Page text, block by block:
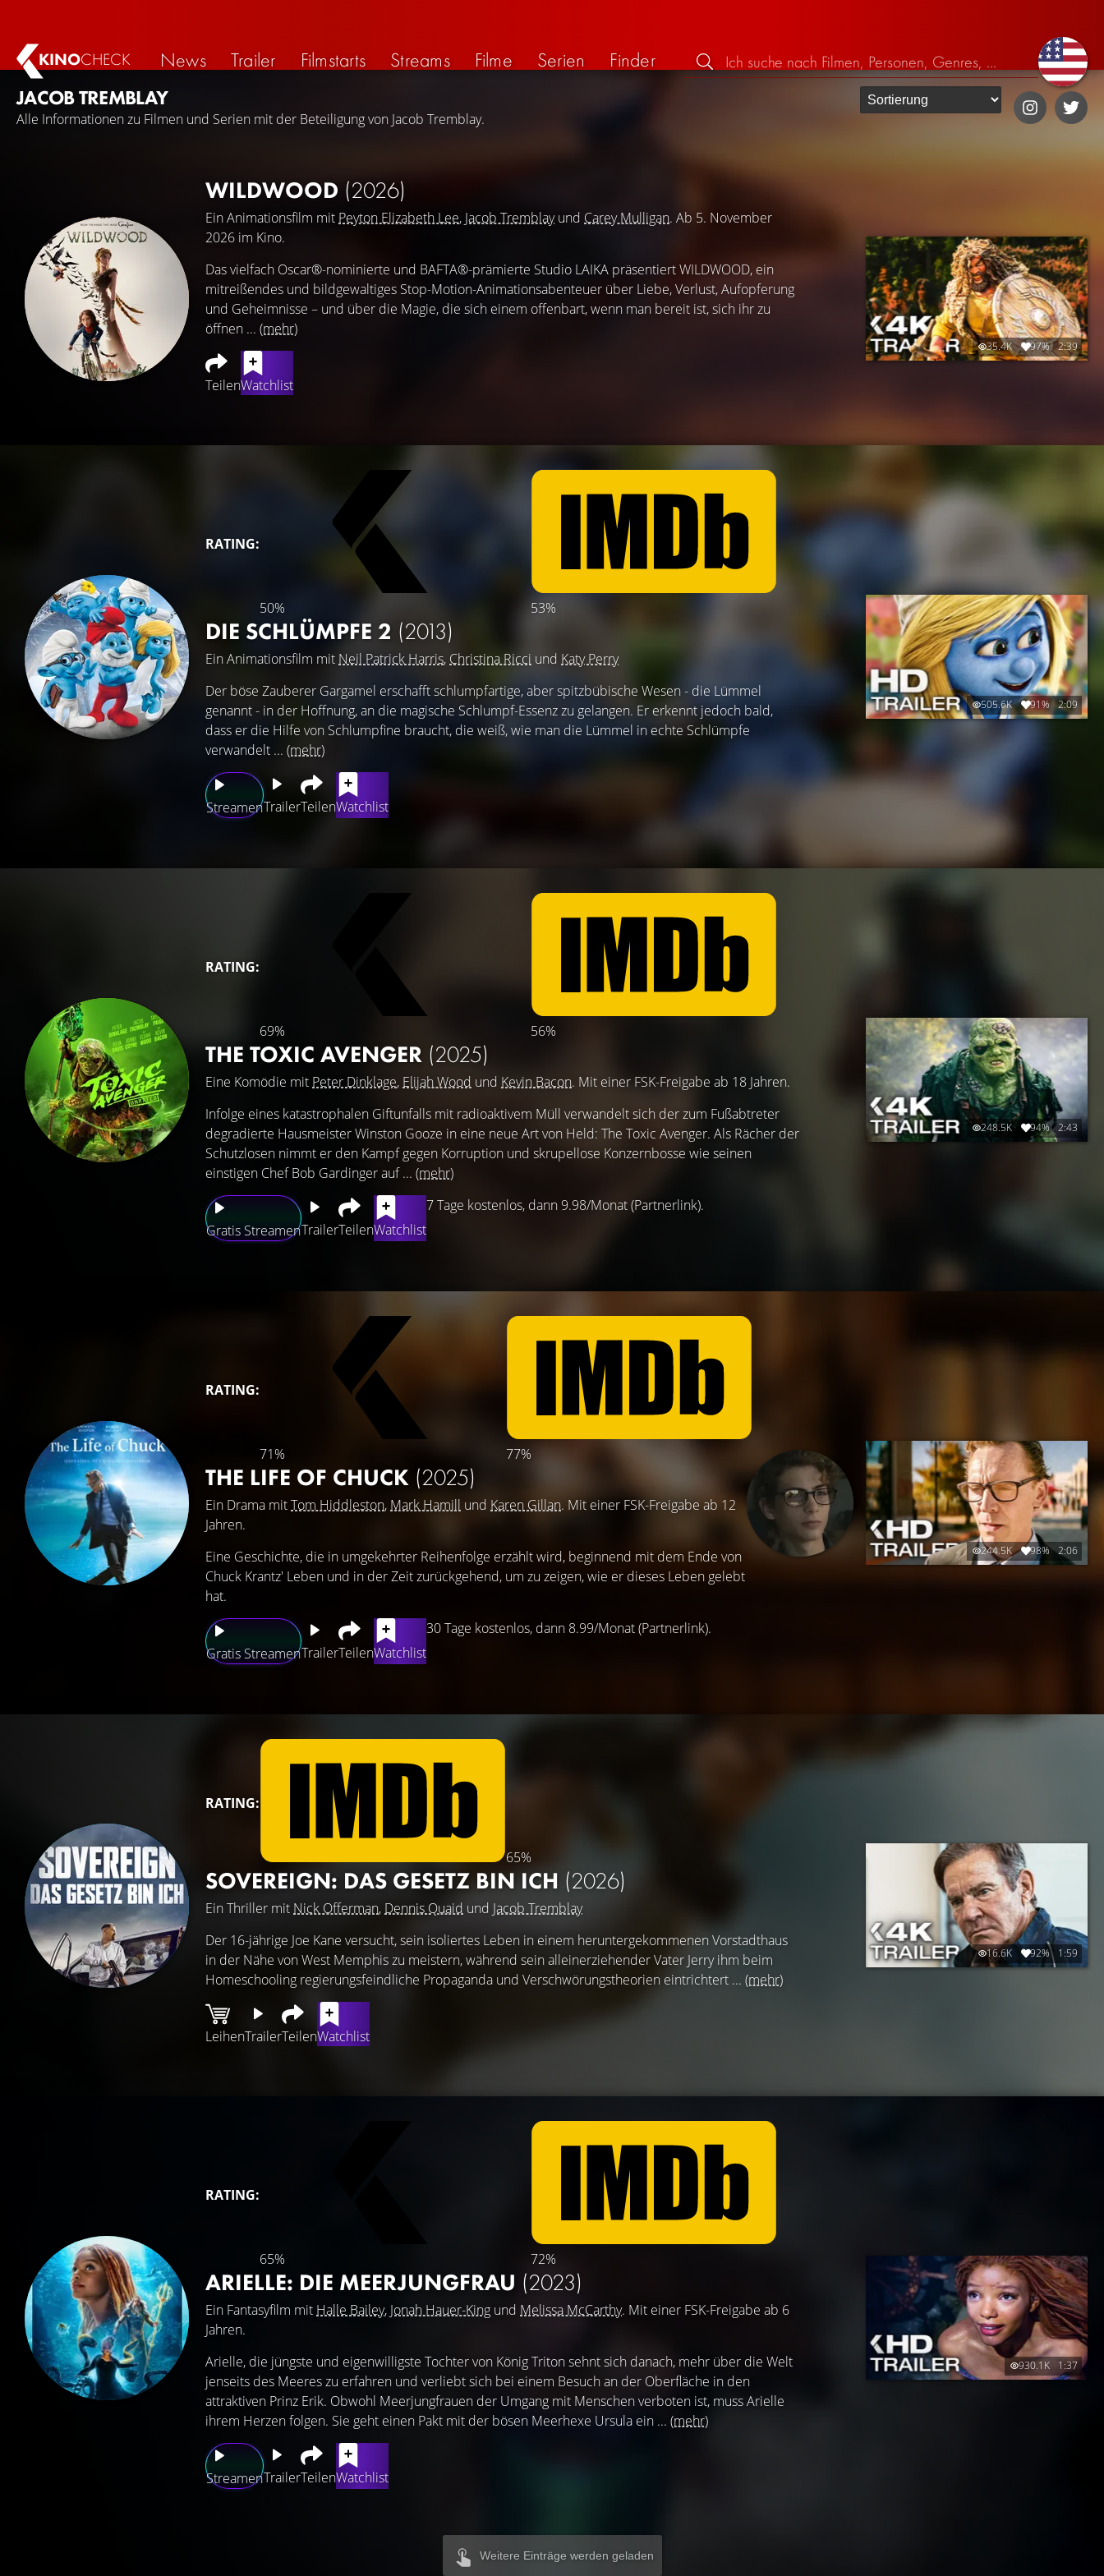
KINOCHECK News Trailer Filmstarts Streams Filme Serien
Finder
JACOB TREMBLAY
Alle Informationen zu Filmen und Serien mit der Beteiligung von Jacob Tremblay.
WILDWOOD (2026)
Ein Animationsfilm mit Peyton Elizabeth Lee, Jacob Tremblayund Carey Mulligan. Ab 5. November
2026 im Kino.
TeilenWatchlist
Das vielfach Oscar®-nominierte und BAFTA®-prämierte Studio LAIKA präsentiert WILDWOOD, ein
mitreißendes und bildgewaltiges Stop-Motion-Animationsabenteuer über Liebe, Verlust, Aufopferung
und Geheimnisse – und über die Magie, die sich einem offenbart, wenn man bereit ist, sich ihr zu
öffnen ... (mehr)
35.4K 97% 2:39
RATING:
50% 53%
DIE SCHLÜMPFE 2 (2013)
Ein Animationsfilm mit Neil Patrick Harris, Christina Ricci und Katy Perry
StreamenTrailerTeilenWatchlist
Der böse Zauberer Gargamel erschafft schlumpfartige, aber spitzbübische Wesen - die Lümmel
genannt - in der Hoffnung, an die magische Schlumpf-Essenz zu gelangen. Er erkennt jedoch bald,
dass er die Hilfe von Schlumpfine braucht, die weiß, wie man die Lümmel in echte Schlümpfe
verwandelt ... (mehr)
505.6K 91% 2:09
RATING:
69% 56%
THE TOXIC AVENGER (2025)
Eine Komödie mit Peter Dinklage, Elijah Wood und Kevin Bacon. Mit einer FSK-Freigabe ab 18 Jahren.
Gratis StreamenTrailerTeilenWatchlist
7 Tage kostenlos, dann 9.98/Monat (Partnerlink).
Infolge eines katastrophalen Giftunfalls mit radioaktivem Müll verwandelt sich der zum Fußabtreter
degradierte Hausmeister Winston Gooze in eine neue Art von Held: The Toxic Avenger. Als Rächer der
Schutzlosen nimmt er den Kampf gegen Korruption und skrupellose Konzernbosse wie seinen
einstigen Chef Bob Gardinger auf ... (mehr)
248.5K 94% 2:43
RATING:
71% 77%
THE LIFE OF CHUCK (2025)
Ein Drama mitTom Hiddleston, Mark Hamill und Karen Gillan. Mit einer FSK-Freigabe ab 12
Jahren.
Gratis StreamenTrailerTeilenWatchlist
30 Tage kostenlos, dann 8.99/Monat (Partnerlink).
Eine Geschichte, die in umgekehrter Reihenfolge erzählt wird, beginnend mit dem Ende von
Chuck Krantz' Leben und in der Zeit zurückgehend, um zu zeigen, wie er dieses Leben gelebt
hat.
244.5K 98% 2:06
RATING:
65%
SOVEREIGN: DAS GESETZ BIN ICH (2026)
Ein Thriller mit Nick Offerman, Dennis Quaid und Jacob Tremblay
LeihenTrailerTeilenWatchlist
Der 16-jährige Joe Kane versucht, sein isoliertes Leben in einem heruntergekommenen Vorstadthaus
in der Nähe von West Memphis zu meistern, während sein alleinerziehender Vater Jerry ihm beim
Homeschooling regierungsfeindliche Propaganda und Verschwörungstheorien eintrichtert ... (mehr)
16.6K 92% 1:59
RATING:
65% 72%
ARIELLE: DIE MEERJUNGFRAU (2023)
Ein Fantasyfilm mit Halle Bailey, Jonah Hauer-King und Melissa McCarthy. Mit einer FSK-Freigabe ab 6
Jahren.
StreamenTrailerTeilenWatchlist
Arielle, die jüngste und eigenwilligste Tochter von König Triton sehnt sich danach, mehr über die Welt
jenseits des Meeres zu erfahren und verliebt sich bei einem Besuch an der Oberfläche in den
attraktiven Prinz Erik. Obwohl Meerjungfrauen der Umgang mit Menschen verboten ist, muss Arielle
ihrem Herzen folgen. Sie geht einen Pakt mit der bösen Meerhexe Ursula ein ... (mehr)
930.1K 1:37
Weitere Einträge werden geladen